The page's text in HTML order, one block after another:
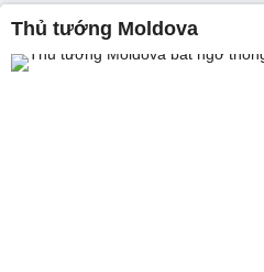
thủ tướng Moldova